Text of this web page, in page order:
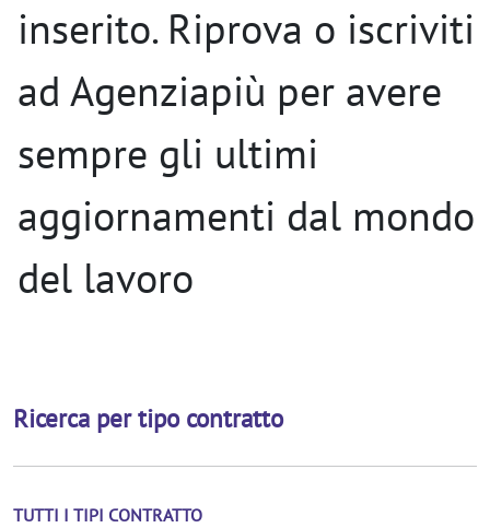
inserito. Riprova o iscriviti
ad Agenziapiù per avere
sempre gli ultimi
aggiornamenti dal mondo
del lavoro
Ricerca per tipo contratto
TUTTI I TIPI CONTRATTO